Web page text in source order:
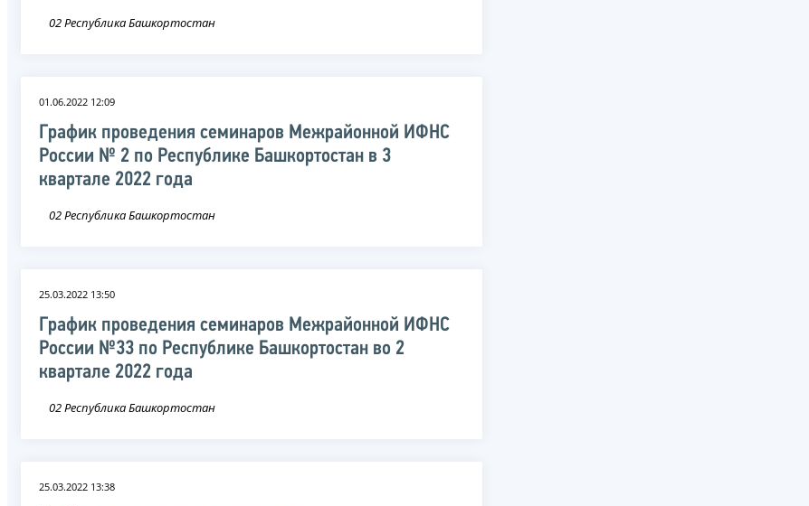
02 Республика Башкортостан
01.06.2022 12:09
График проведения семинаров Межрайонной ИФНС
России № 2 по Республике Башкортостан в 3
квартале 2022 года
02 Республика Башкортостан
25.03.2022 13:50
График проведения семинаров Межрайонной ИФНС
России №33 по Республике Башкортостан во 2
квартале 2022 года
02 Республика Башкортостан
25.03.2022 13:38